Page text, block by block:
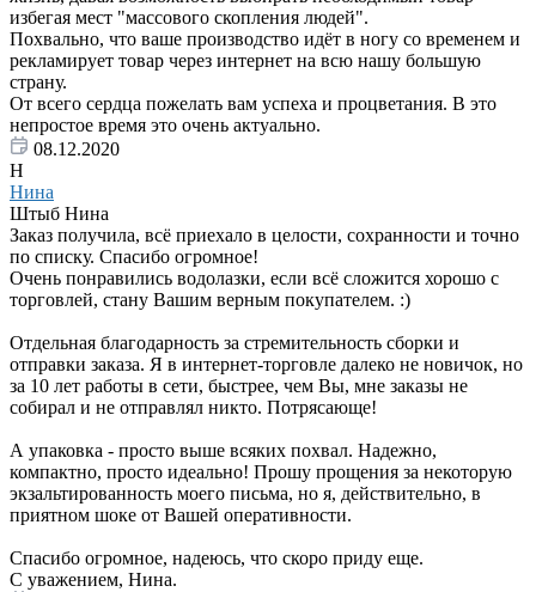
избегая мест "массового скопления людей".
Похвально, что ваше производство идёт в ногу со временем и
рекламирует товар через интернет на всю нашу большую
страну.
От всего сердца пожелать вам успеха и процветания. В это
непростое время это очень актуально.
08.12.2020
Н
Нина
Штыб Нина
Заказ получила, всё приехало в целости, сохранности и точно
по списку. Спасибо огромное!
Очень понравились водолазки, если всё сложится хорошо с
торговлей, стану Вашим верным покупателем. :)
Отдельная благодарность за стремительность сборки и
отправки заказа. Я в интернет-торговле далеко не новичок, но
за 10 лет работы в сети, быстрее, чем Вы, мне заказы не
собирал и не отправлял никто. Потрясающе!
А упаковка - просто выше всяких похвал. Надежно,
компактно, просто идеально! Прошу прощения за некоторую
экзальтированность моего письма, но я, действительно, в
приятном шоке от Вашей оперативности.
Спасибо огромное, надеюсь, что скоро приду еще.
С уважением, Нина.